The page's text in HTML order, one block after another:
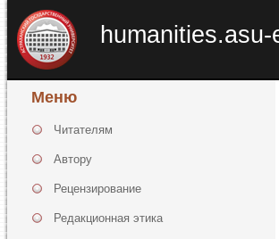
humanities.asu-
Меню
Читателям
Автору
Рецензирование
Редакционная этика